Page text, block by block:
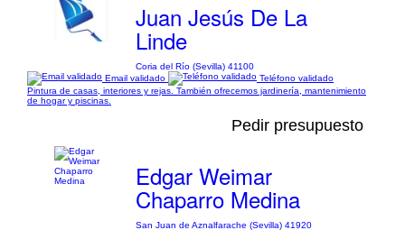
Juan Jesús De La
Linde
Coria del Río (Sevilla) 41100
Email validado
Teléfono validado
Pintura de casas, interiores y rejas. También ofrecemos jardinería, mantenimiento
de hogar y piscinas.
Pedir presupuesto
Edgar Weimar
Chaparro Medina
San Juan de Aznalfarache (Sevilla) 41920